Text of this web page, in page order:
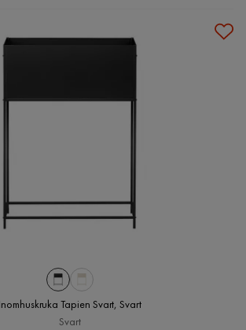
Inomhuskruka Tapien Svart, Svart
Svart